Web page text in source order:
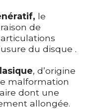
le
de
articulations
du disque .
, d’origine
malformation
dont une
allongée.